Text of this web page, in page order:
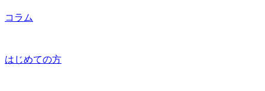
コラム
はじめての方